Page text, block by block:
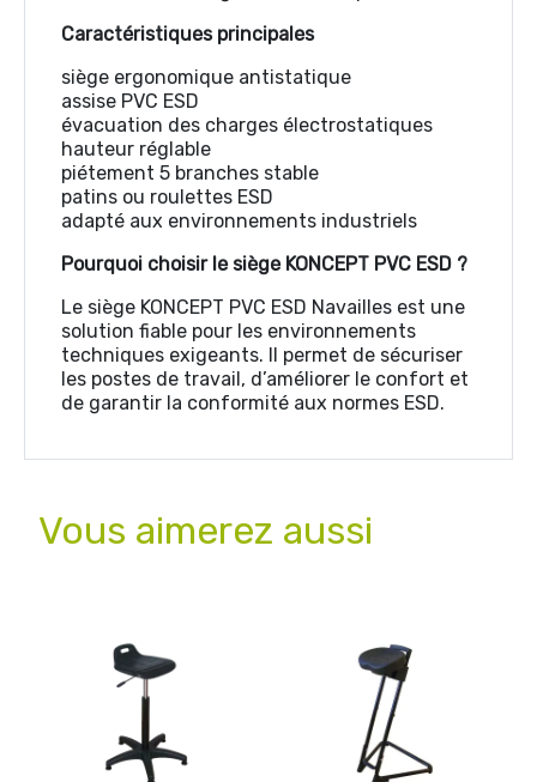
Caractéristiques principales
siège ergonomique antistatique
assise PVC ESD
évacuation des charges électrostatiques
hauteur réglable
piétement 5 branches stable
patins ou roulettes ESD
adapté aux environnements industriels
Pourquoi choisir le siège KONCEPT PVC ESD ?
Le siège KONCEPT PVC ESD Navailles est une
solution fiable pour les environnements
techniques exigeants. Il permet de sécuriser
les postes de travail, d’améliorer le confort et
de garantir la conformité aux normes ESD.
Vous aimerez aussi